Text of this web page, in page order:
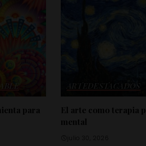
para
ARTEDESTACADOS
El arte como terapia
mental